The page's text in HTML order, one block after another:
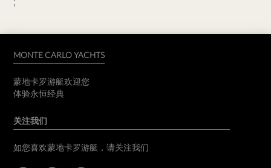
MONTE CARLO YACHTS
蒙地卡罗游艇欢迎您
体验永恒经典
关注我们
如您喜欢蒙地卡罗游艇，请关注我们